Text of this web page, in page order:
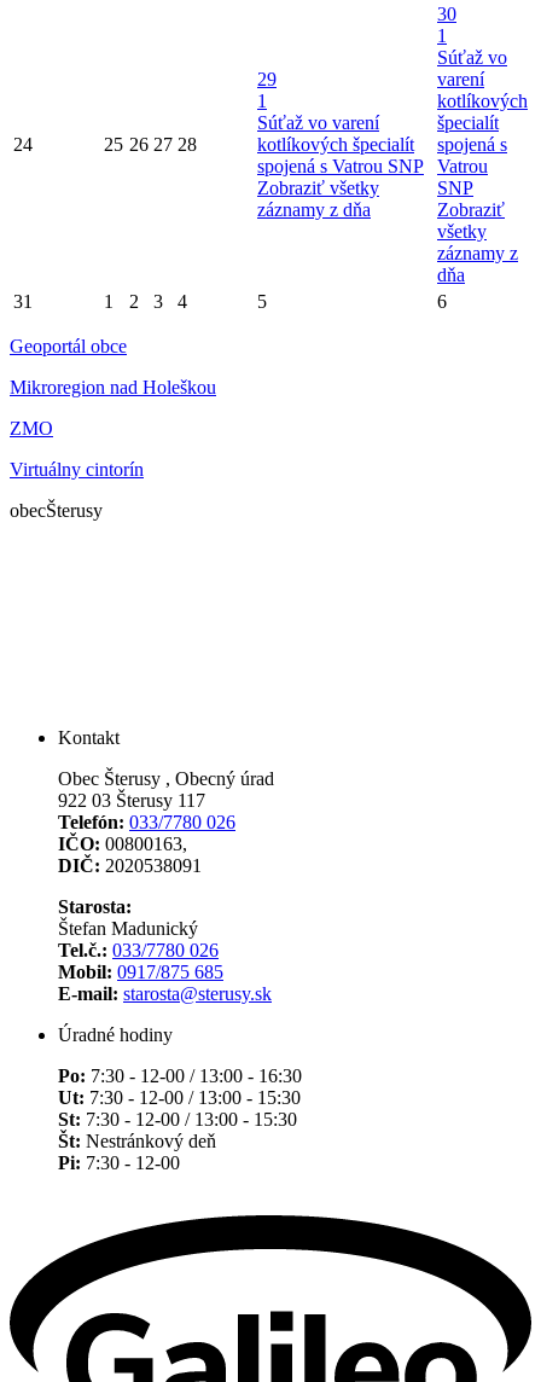
24 25 26 27 28
29
1
Súťaž vo varení
kotlíkových špecialít
spojená s Vatrou SNP
Zobraziť všetky
záznamy z dňa
30
1
Súťaž vo
varení
kotlíkových
špecialít
spojená s
Vatrou
SNP
Zobraziť
všetky
záznamy z
dňa
31
1 2 3 4 5 6
Geoportál obce
Mikroregion nad Holeškou
ZMO
Virtuálny cintorín
obecŠterusy
Kontakt
Obec Šterusy , Obecný úrad
922 03 Šterusy 117
Telefón: 033/7780 026
IČO: 00800163,
DIČ: 2020538091
Starosta:
Štefan Madunický
Tel.č.: 033/7780 026
Mobil: 0917/875 685
E-mail: starosta@sterusy.sk
Úradné hodiny
Po: 7:30 - 12-00 / 13:00 - 16:30
Ut: 7:30 - 12-00 / 13:00 - 15:30
St: 7:30 - 12-00 / 13:00 - 15:30
Št: Nestránkový deň
Pi: 7:30 - 12-00